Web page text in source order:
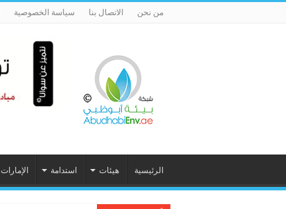
من نحن الاتصال بنا سياسة الخصوصية
الرئيسية هيئات استدامة الإمارات